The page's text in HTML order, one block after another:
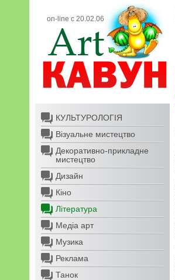
on-line с 20.02.06
КУЛЬТУРОЛОГІЯ
Візуальне мистецтво
Декоративно-прикладне
мистецтво
Дизайн
Кіно
Література
Медіа арт
Музика
Реклама
Танок